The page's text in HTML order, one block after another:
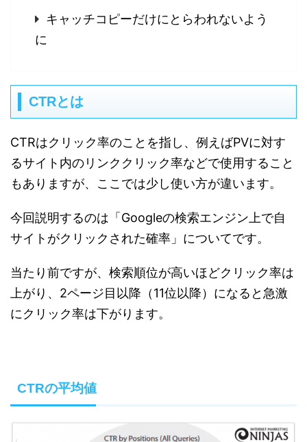
キャッチコピーだけにとらわれないよう
に
CTRとは
CTRはクリック率のことを指し、例えばPVに対す
るサイト内のリンククリック率などで使用すること
もありますが、ここでは少し使い方が違います。
今回説明するのは「Googleの検索エンジン上で自
サイトがクリックされた確率」についてです。
当たり前ですが、検索順位が高いほどクリック率は
上がり、2ページ目以降（11位以降）になると急激
にクリック率は下がります。
CTRの平均値